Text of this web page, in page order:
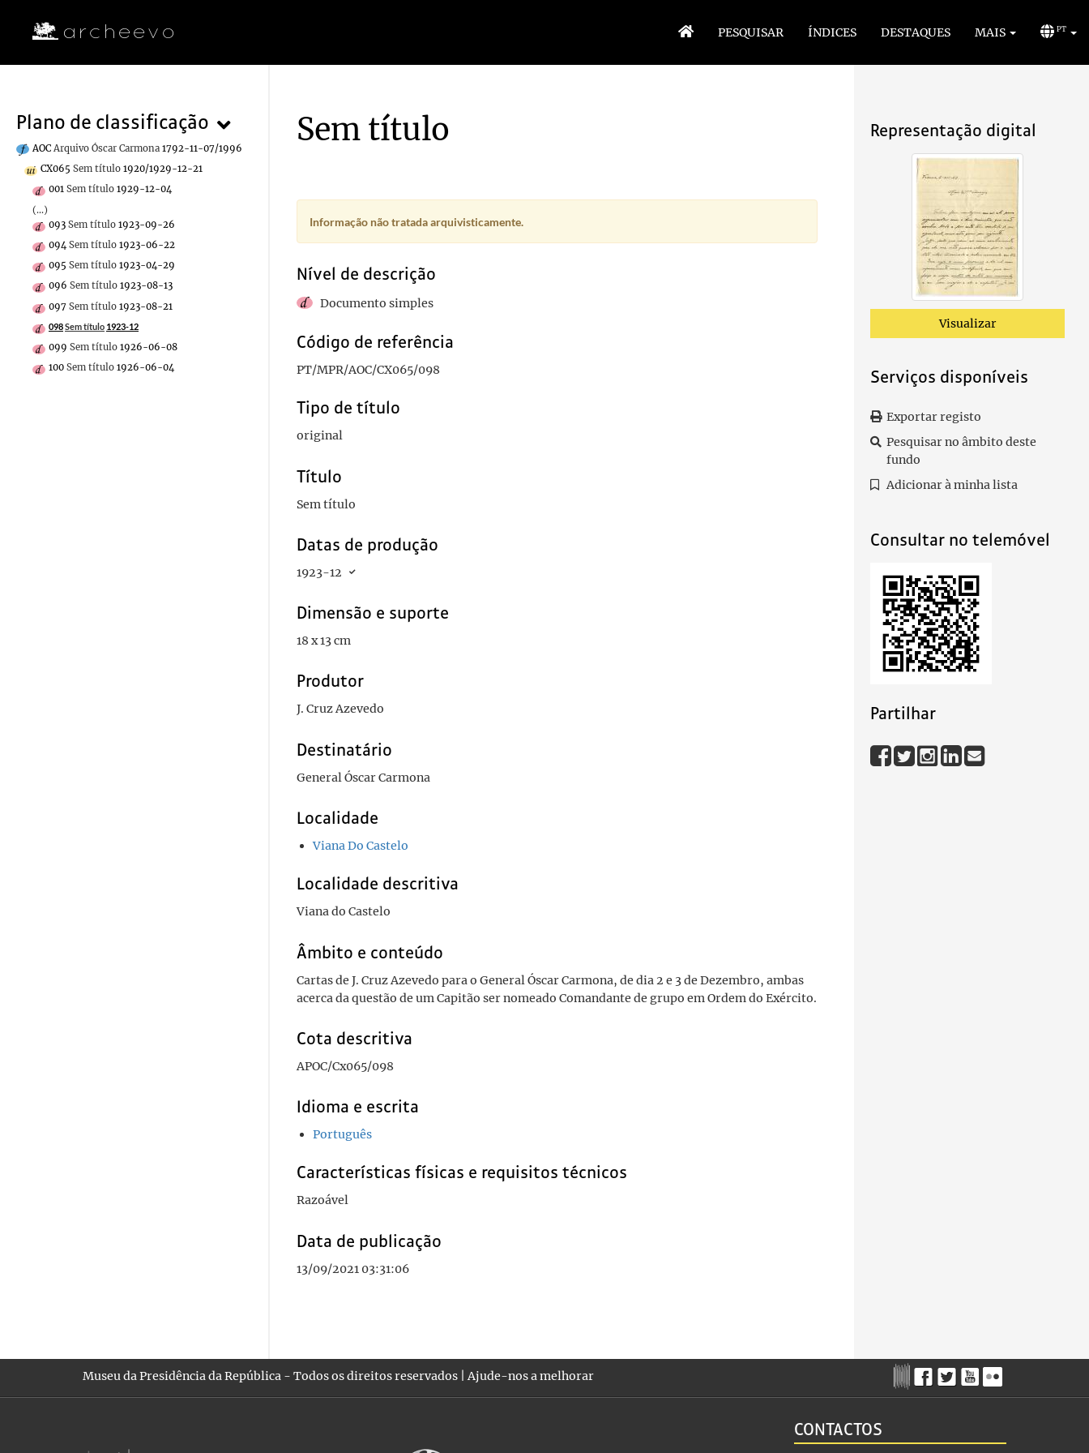
PESQUISAR ÍNDICES DESTAQUES MAIS PT
Plano de classificação
AOC Arquivo Óscar Carmona 1792-11-07/1996
CX065 Sem título 1920/1929-12-21
001 Sem título 1929-12-04
(...)
093 Sem título 1923-09-26
094 Sem título 1923-06-22
095 Sem título 1923-04-29
096 Sem título 1923-08-13
097 Sem título 1923-08-21
098Sem título 1923-12
099 Sem título 1926-06-08
100 Sem título 1926-06-04
Representação digital
Visualizar
Serviços disponíveis
Exportar registo
Pesquisar no âmbito deste
fundo
Adicionar à minha lista
Consultar no telemóvel
Partilhar
Sem título
Informação não tratada arquivisticamente.
Nível de descrição
Documento simples
Código de referência
PT/MPR/AOC/CX065/098
Tipo de título
original
Título
Sem título
Datas de produção
1923-12
Dimensão e suporte
18 x 13 cm
Produtor
J. Cruz Azevedo
Destinatário
General Óscar Carmona
Localidade
Viana Do Castelo
Localidade descritiva
Viana do Castelo
Âmbito e conteúdo
Cartas de J. Cruz Azevedo para o General Óscar Carmona, de dia 2 e 3 de Dezembro, ambas
acerca da questão de um Capitão ser nomeado Comandante de grupo em Ordem do Exército.
Cota descritiva
APOC/Cx065/098
Idioma e escrita
Português
Características físicas e requisitos técnicos
Razoável
Data de publicação
13/09/2021 03:31:06
Museu da Presidência da República - Todos os direitos reservados |Ajude-nos a melhorar
CONTACTOS